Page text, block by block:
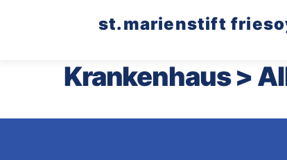
st.marienstift
Krankenhaus >